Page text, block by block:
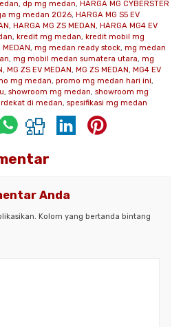
, dp mg medan, HARGA MG CYBERSTER
mg medan 2026, HARGA MG S5 EV
, HARGA MG ZS MEDAN, HARGA MG4 EV
, kredit mg medan, kredit mobil mg
MEDAN, mg medan ready stock, mg medan
, mg mobil medan sumatera utara, mg
, MG ZS EV MEDAN, MG ZS MEDAN, MG4 EV
mg medan, promo mg medan hari ini,
, showroom mg medan, showroom mg
di medan, spesifikasi mg medan
Anda
Kolom yang bertanda bintang